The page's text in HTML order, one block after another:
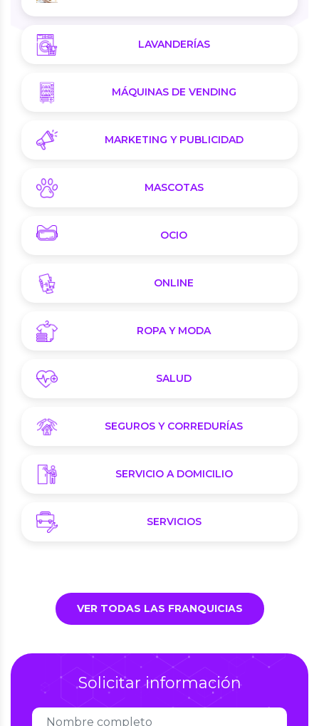
LAVANDERÍAS
MÁQUINAS DE VENDING
MARKETING Y PUBLICIDAD
MASCOTAS
OCIO
ONLINE
ROPA Y MODA
SALUD
SEGUROS Y CORREDURÍAS
SERVICIO A DOMICILIO
SERVICIOS
VER TODAS LAS FRANQUICIAS
Solicitar información